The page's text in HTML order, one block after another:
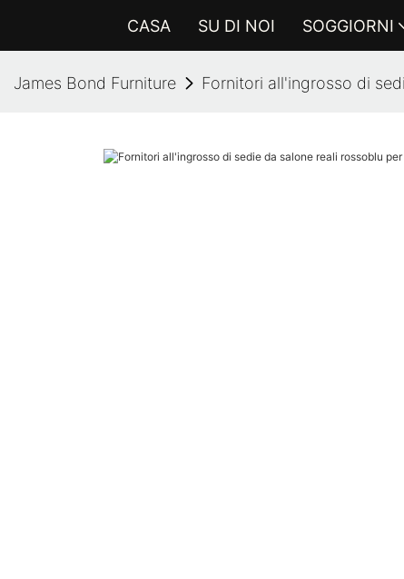
CASA SU DI NOI SOGGIORNI
James Bond Furniture Fornitori all'ingrosso di